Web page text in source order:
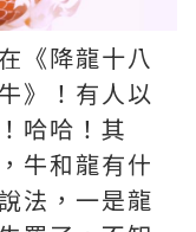
《降龍十八
》！有人以
哈哈！其
牛和龍有什
法，一是龍